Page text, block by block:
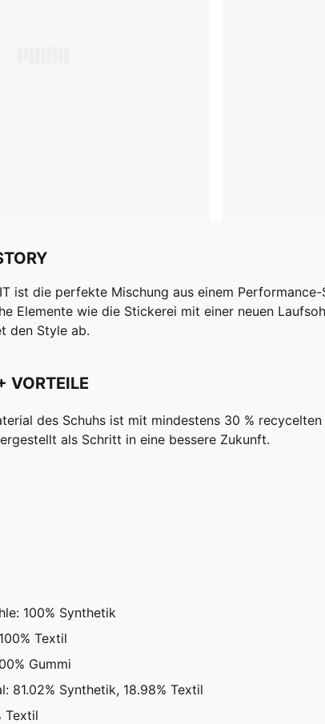
ist die perfekte Mischung aus einem
Elemente wie die Stickerei mit einer neuen
den Style ab.
VORTEILE
des Schuhs ist mit mindestens 30 % recycelten
als Schritt in eine bessere Zukunft.
100% Synthetik
Textil
Gummi
81.02% Synthetik, 18.98% Textil
Textil